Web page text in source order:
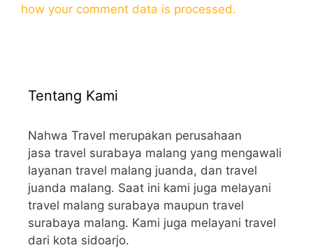
how your comment data is processed.
Tentang Kami
Nahwa Travel merupakan perusahaan
jasa travel surabaya malang yang mengawali
layanan travel malang juanda, dan travel
juanda malang. Saat ini kami juga melayani
travel malang surabaya maupun travel
surabaya malang. Kami juga melayani travel
dari kota sidoarjo.